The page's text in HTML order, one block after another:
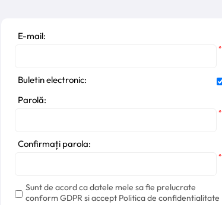
E-mail:
*
Buletin electronic:
Parolă:
*
Confirmați parola:
*
Sunt de acord ca datele mele sa fie prelucrate
conform GDPR si accept Politica de confidentialitate